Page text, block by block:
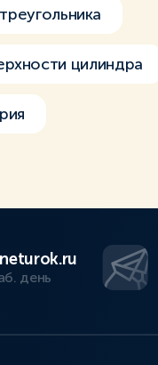
цилиндра
день